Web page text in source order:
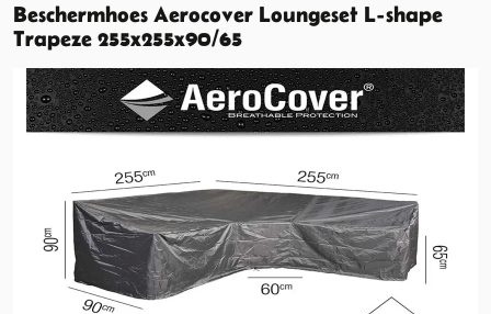
Beschermhoes Aerocover Loungeset L-shape
Trapeze 255x255x90/65